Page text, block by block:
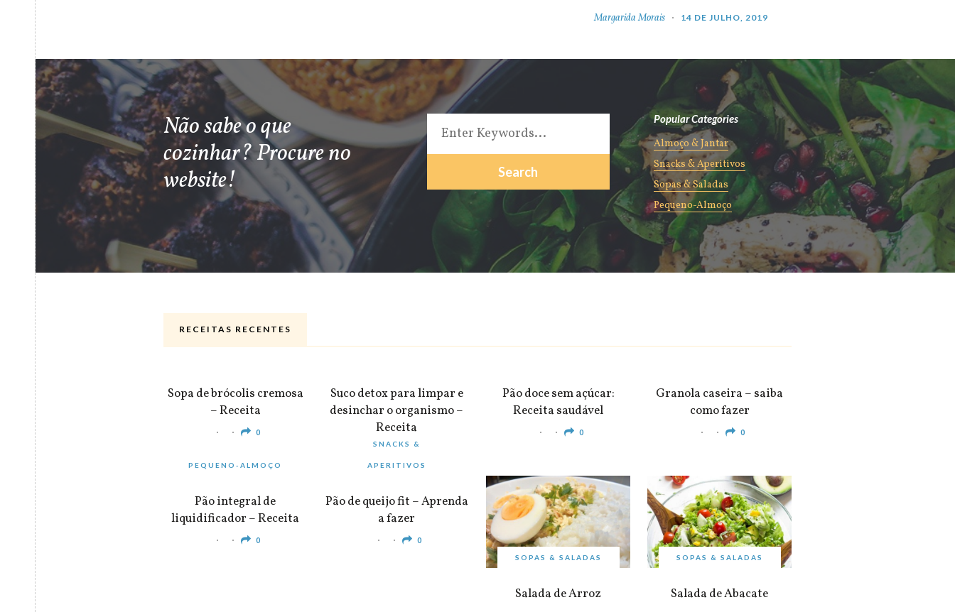
Margarida Morais 14 DE JULHO, 2019
Não sabe o que
cozinhar? Procure no
website!
Popular Categories
Almoço & Jantar
Snacks & Aperitivos
Sopas & Saladas
Pequeno-Almoço
RECEITAS RECENTES
Sopa de brócolis cremosa
– Receita
0
Suco detox para limpar e
desinchar o organismo –
Receita
0
Pão doce sem açúcar:
Receita saudável
0
Granola caseira – saiba
como fazer
0
PEQUENO-ALMOÇO
Pão integral de
liquidificador – Receita
0
SNACKS &
APERITIVOS
Pão de queijo fit – Aprenda
a fazer
0
SOPAS & SALADAS
Salada de Arroz
SOPAS & SALADAS
Salada de Abacate